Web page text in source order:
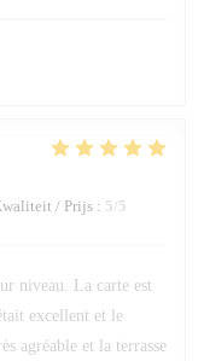
/ Prijs : 5/5
niveau. La carte est
excellent et le
agréable et la terrasse